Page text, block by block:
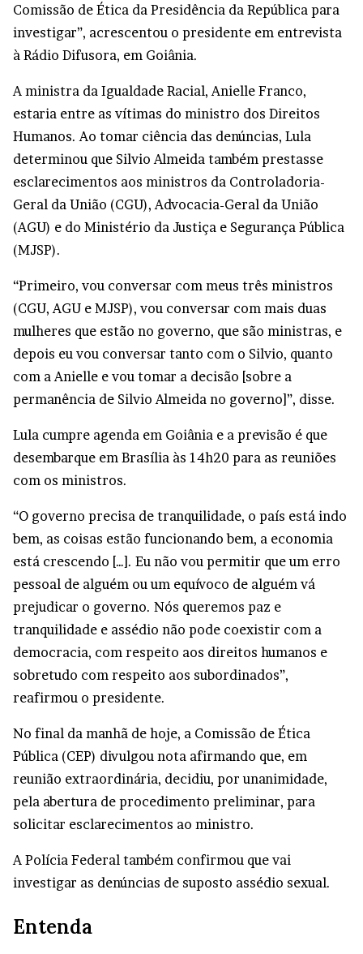
Comissão de Ética da Presidência da República para
investigar”, acrescentou o presidente em entrevista
à Rádio Difusora, em Goiânia.
A ministra da Igualdade Racial, Anielle Franco,
estaria entre as vítimas do ministro dos Direitos
Humanos. Ao tomar ciência das denúncias, Lula
determinou que Silvio Almeida também prestasse
esclarecimentos aos ministros da Controladoria-
Geral da União (CGU), Advocacia-Geral da União
(AGU) e do Ministério da Justiça e Segurança Pública
(MJSP).
“Primeiro, vou conversar com meus três ministros
(CGU, AGU e MJSP), vou conversar com mais duas
mulheres que estão no governo, que são ministras, e
depois eu vou conversar tanto com o Silvio, quanto
com a Anielle e vou tomar a decisão [sobre a
permanência de Silvio Almeida no governo]”, disse.
Lula cumpre agenda em Goiânia e a previsão é que
desembarque em Brasília às 14h20 para as reuniões
com os ministros.
“O governo precisa de tranquilidade, o país está indo
bem, as coisas estão funcionando bem, a economia
está crescendo […]. Eu não vou permitir que um erro
pessoal de alguém ou um equívoco de alguém vá
prejudicar o governo. Nós queremos paz e
tranquilidade e assédio não pode coexistir com a
democracia, com respeito aos direitos humanos e
sobretudo com respeito aos subordinados”,
reafirmou o presidente.
No final da manhã de hoje, a Comissão de Ética
Pública (CEP) divulgou nota afirmando que, em
reunião extraordinária, decidiu, por unanimidade,
pela abertura de procedimento preliminar, para
solicitar esclarecimentos ao ministro.
A Polícia Federal também confirmou que vai
investigar as denúncias de suposto assédio sexual.
Entenda